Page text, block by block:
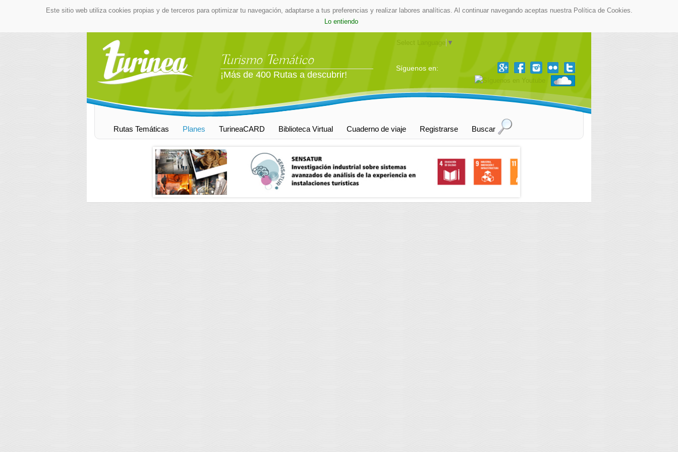
Este sitio web utiliza cookies propias y de terceros para optimizar tu navegación, adaptarse a tus preferencias y realizar labores analíticas. Al continuar navegando aceptas nuestra Política de Cookies.
Lo entiendo
Turismo Temático
¡Más de 400 Rutas a descubrir!
Select Language ▼
Síguenos en:
Rutas Temáticas Planes TurineaCARD Biblioteca Virtual Cuaderno de viaje Registrarse Buscar